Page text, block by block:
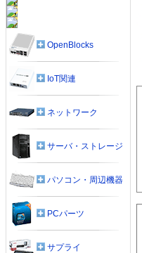
OpenBlocks
IoT関連
ネットワーク
サーバ・ストレージ
パソコン・周辺機器
PCパーツ
サプライ